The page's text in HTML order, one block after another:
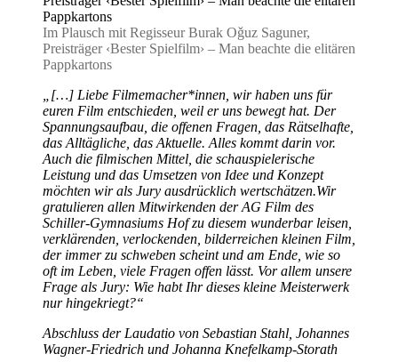
Im Plausch mit Regisseur Burak Oǧuz Saguner,
Preisträger ‹Bester Spielfilm› – Man beachte die elitären
Pappkartons
„[…] Liebe Filmemacher*innen, wir haben uns für
euren Film entschieden, weil er uns bewegt hat. Der
Spannungsaufbau, die offenen Fragen, das Rätselhafte,
das Alltägliche, das Aktuelle. Alles kommt darin vor.
Auch die filmischen Mittel, die schauspielerische
Leistung und das Umsetzen von Idee und Konzept
möchten wir als Jury ausdrücklich wertschätzen.Wir
gratulieren allen Mitwirkenden der AG Film des
Schiller-Gymnasiums Hof zu diesem wunderbar leisen,
verklärenden, verlockenden, bilderreichen kleinen Film,
der immer zu schweben scheint und am Ende, wie so
oft im Leben, viele Fragen offen lässt. Vor allem unsere
Frage als Jury: Wie habt Ihr dieses kleine Meisterwerk
nur hingekriegt?“
Abschluss der Laudatio von Sebastian Stahl, Johannes
Wagner-Friedrich und Johanna Knefelkamp-Storath